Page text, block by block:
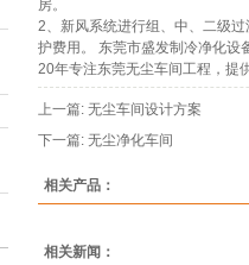
房。
2、新风系统进行组、中、二级
护费用。 东莞市盛发制冷净化设
20年专注东莞无尘车间工程，提
上一篇: 无尘车间设计方案
下一篇: 无尘净化车间
相关产品：
相关新闻：